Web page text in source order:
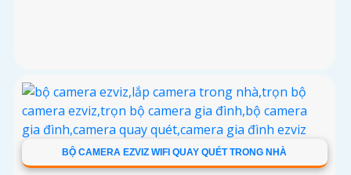
BỘ CAMERA EZVIZ WIFI QUAY QUÉT TRONG NHÀ